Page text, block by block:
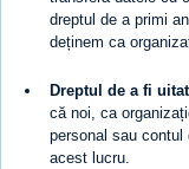
dreptul de a primi
deținem ca
Dreptul de a fi uitat
că noi, ca
personal sau
acest lucru.